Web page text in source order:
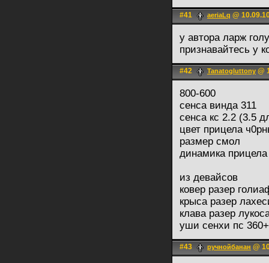
#41 aeriaLq @
у автора ларж
признавайтесь у
#42 Tanatogluttony @
800-600
сенса винда 311
сенса кс 2.2 (3.5
цвет прицела
размер смол
динамика
из девайсов
ковер разер
крыса разер
клава разер
уши сенхи пс
#43 ручнойбанан @